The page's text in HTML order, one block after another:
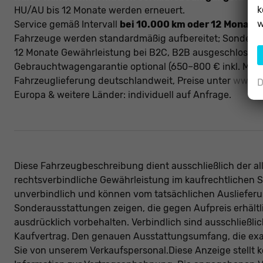
HU/AU bis 12 Monate werden erneuert.
Service gemäß Intervall bei 10.000 km oder 12
Fahrzeuge werden standardmäßig aufbereitet;
12 Monate Gewährleistung bei B2C, B2B
Gebrauchtwagengarantie optional (650–800 € inkl.
Fahrzeuglieferung deutschlandweit, Preise unter
Europa & weitere Länder: individuell auf Anfrage.
Diese Fahrzeugbeschreibung dient ausschließlich der
rechtsverbindliche Gewährleistung im kaufrechtlichen
unverbindlich und können vom tatsächlichen
Sonderausstattungen zeigen, die gegen Aufpreis
ausdrücklich vorbehalten. Verbindlich sind
Kaufvertrag. Den genauen Ausstattungsumfang, die
Sie von unserem Verkaufspersonal.Diese Anzeige stellt